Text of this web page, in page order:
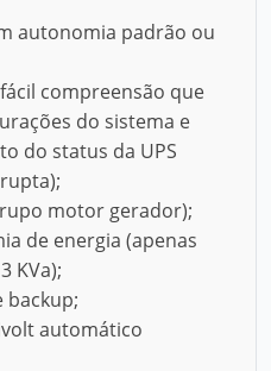
autonomia padrão ou
compreensão que
do sistema e
do status da UPS
motor gerador);
de energia (apenas
KVa);
backup;
automático